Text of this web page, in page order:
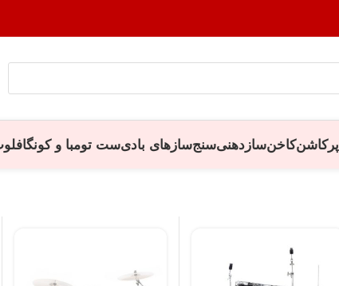
پرکاشنکاخنسازدهنیسنجسازهای بادیست تومبا و کونگا